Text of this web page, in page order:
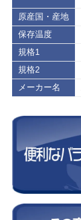
原産国・産地
保存温度
規格1
規格2
メーカー名